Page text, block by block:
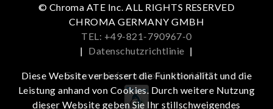
© Chroma ATE Inc. ALL RIGHTS RESERVED
CHROMA GERMANY GMBH
TEL: +49-821-790967-0
| Datenschutzrichtlinie |
Get more information in the APP
Diese Website verbessert die Funktionalität und die
Leistung anhand von Cookies. Durch weitere Nutzung
dieser Website geben Sie Ihr stillschweigendes